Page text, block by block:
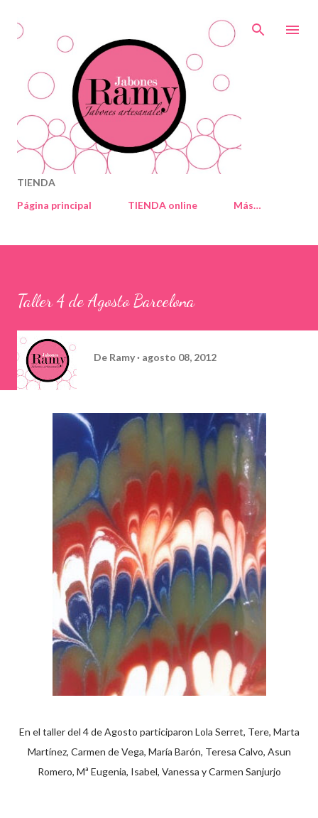
TIENDA
Página principal
TIENDA online Más…
Taller 4 de Agosto Barcelona
De Ramy agosto 08, 2012
En el taller del 4 de Agosto participaron Lola Serret, Tere, Marta
Martínez, Carmen de Vega, María Barón, Teresa Calvo, Asun
Romero, Mª Eugenia, Isabel, Vanessa y Carmen Sanjurjo